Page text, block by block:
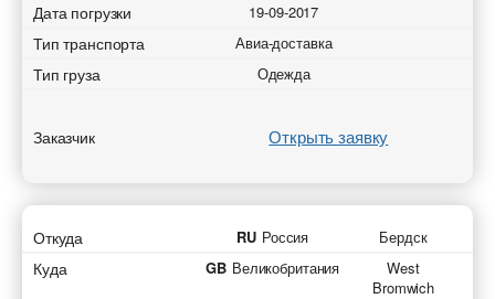
Дата погрузки 19-09-2017
Тип транспорта Авиа-доставка
Тип груза Одежда
Заказчик Открыть заявку
Откуда RU Россия Бердск
Куда GB Великобритания
West
Bromwich